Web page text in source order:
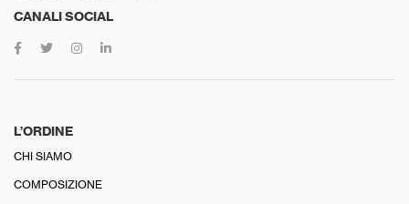
CANALI SOCIAL
L’ORDINE
CHI SIAMO
COMPOSIZIONE